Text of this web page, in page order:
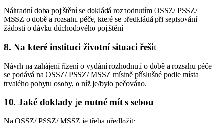
Náhradní doba pojištění se dokládá rozhodnutím OSSZ/ PSSZ/
MSSZ o době a rozsahu péče, které se předkládá při sepisování
žádosti o dávku důchodového pojištění.
8. Na které instituci životní situaci řešit
Návrh na zahájení řízení o vydání rozhodnutí o době a rozsahu péče
se podává na OSSZ/ PSSZ/ MSSZ místně příslušné podle místa
trvalého pobytu osoby, o níž je/bylo pečováno.
10. Jaké doklady je nutné mít s sebou
Na OSSZ/ PSSZ/ MSSZ je třeba předložit: